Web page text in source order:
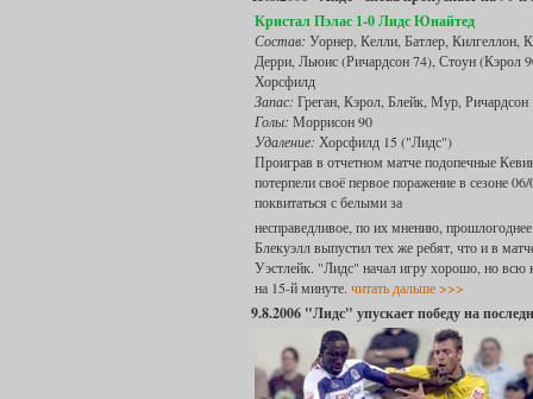
Кристал Пэлас 1-0 Лидс Юнайтед
Состав: Уорнер, Келли, Батлер, Килгеллон,
Дерри, Льюис (Ричардсон 74), Стоун (Кэрол
Хорсфилд
Запас: Греган, Кэрол, Блейк, Мур, Ричардсон
Голы: Моррисон 90
Удаление: Хорсфилд 15 ("Лидс")
Проиграв в отчетном матче подопечные
потерпели своё первое поражение в сезоне
поквитаться с белыми за
несправедливое, по их мнению,
Блекуэлл выпустил тех же ребят, что и в
Уэстлейк. "Лидс" начал игру хорошо, но всю
на 15-й минуте. читать дальше >>>
9.8.2006 "Лидс" упускает победу на